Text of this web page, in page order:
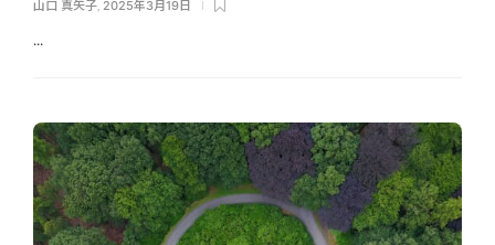
山口 真矢子, 2025年3月19日
...